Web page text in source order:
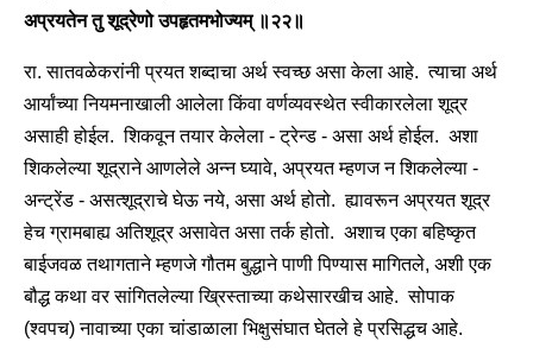
अप्रयतेन तु शूद्रेणो उपहृतमभोज्यम् ॥२२॥
रा. सातवळेकरांनी प्रयत शब्दाचा अर्थ स्वच्छ असा केला आहे. त्याचा अर्थ
आर्यांच्या नियमनाखाली आलेला किंवा वर्णव्यवस्थेत स्वीकारलेला शूद्र
असाही होईल. शिकवून तयार केलेला - ट्रेन्ड - असा अर्थ होईल. अशा
शिकलेल्या शूद्राने आणलेले अन्न घ्यावे, अप्रयत म्हणज न शिकलेल्या -
अन्ट्रेंड - असत्शूद्राचे घेऊ नये, असा अर्थ होतो. ह्यावरून अप्रयत शूद्र
हेच ग्रामबाह्य अतिशूद्र असावेत असा तर्क होतो. अशाच एका बहिष्कृत
बाईजवळ तथागताने म्हणजे गौतम बुद्धाने पाणी पिण्यास मागितले, अशी एक
बौद्ध कथा वर सांगितलेल्या ख्रिस्ताच्या कथेसारखीच आहे. सोपाक
(श्वपच) नावाच्या एका चांडाळाला भिक्षुसंघात घेतले हे प्रसिद्धच आहे.